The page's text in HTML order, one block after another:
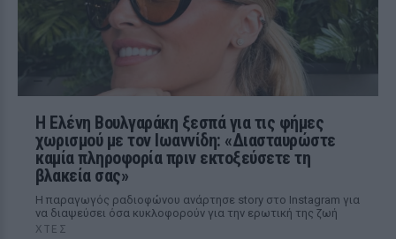
Η Ελένη Βουλγαράκη ξεσπά για τις φήμες
χωρισμού με τον Ιωαννίδη: «Διασταυρώστε
καμία πληροφορία πριν εκτοξεύσετε τη
βλακεία σας»
Η παραγωγός ραδιοφώνου ανάρτησε story στο Instagram για
να διαψεύσει όσα κυκλοφορούν για την ερωτική της ζωή
ΧΤΕΣ